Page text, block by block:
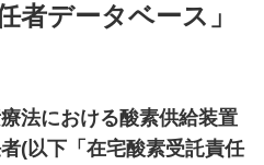
者データベース」
法における酸素供給装置
(以下「在宅酸素受託責任